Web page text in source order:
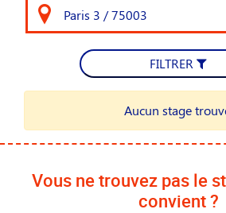
FILTRER
Aucun stage
Vous ne trouvez pas le
convient ?